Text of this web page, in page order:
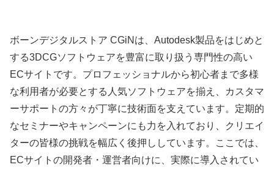
ボーンデジタルストア CGiNは、Autodesk製品をはじめと
する3DCGソフトウェアを豊富に取り扱う専門性の高い
ECサイトです。プロフェッショナルから初心者まで多様
な利用者が必要とする人気ソフトウェアを揃え、カスタマ
ーサポートの方々が丁寧に技術面を支えています。定期的
なセミナーやキャンペーンにも力を入れており、クリエイ
ターの皆様の挑戦を幅広く後押ししています。ここでは、
ECサイトの開発者・運営者向けに、実際に導入されてい